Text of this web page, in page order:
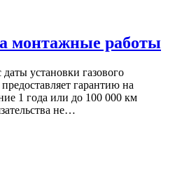
монтажные работы
установки газового
гарантию на
1 года или до 100 000 км
не…